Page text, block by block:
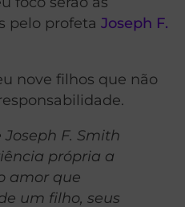
pelo profeta Joseph F.
nove filhos que não
F. Smith
própria a
amor que
um filho, seus